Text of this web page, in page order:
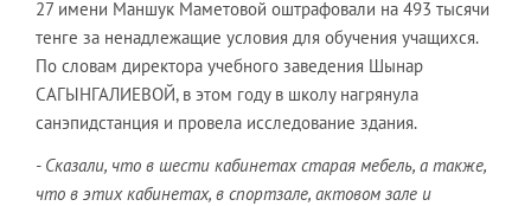
27 имени Маншук Маметовой оштрафовали на 493 тысячи
тенге за ненадлежащие условия для обучения учащихся.
По словам директора учебного заведения Шынар
САГЫНГАЛИЕВОЙ, в этом году в школу нагрянула
санэпидстанция и провела исследование здания.
- Сказали, что в шести кабинетах старая мебель, а также,
что в этих кабинетах, в спортзале, актовом зале и